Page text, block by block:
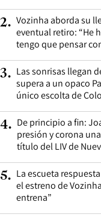
2. Vozinha aborda su
eventual retiro: “He
tengo que pensar
3. Las sonrisas llegan
supera a un opaco
único escolta de
4. De principio a fin:
presión y corona
título del LIV de
5. La escueta
el estreno de
entrena”